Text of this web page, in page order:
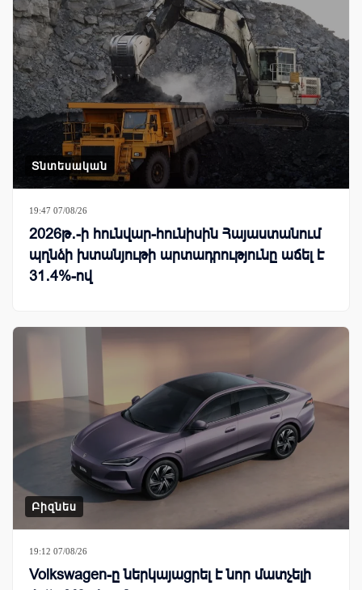
Տնտեսական
19:47 07/08/26
2026թ․-ի հունվար-հունիսին Հայաստանում
պղնձի խտանյութի արտադրությունը աճել է
31․4%-ով
Բիզնես
19:12 07/08/26
Volkswagen-ը ներկայացրել է նոր մատչելի